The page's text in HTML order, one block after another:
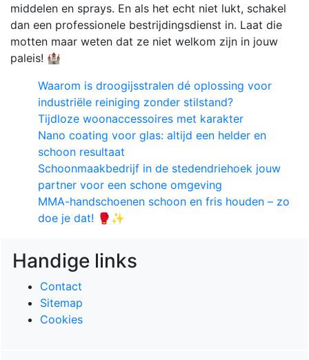
middelen en sprays. En als het echt niet lukt, schakel
dan een professionele bestrijdingsdienst in. Laat die
motten maar weten dat ze niet welkom zijn in jouw
paleis! 🏰
Waarom is droogijsstralen dé oplossing voor
industriële reiniging zonder stilstand?
Tijdloze woonaccessoires met karakter
Nano coating voor glas: altijd een helder en
schoon resultaat
Schoonmaakbedrijf in de stedendriehoek jouw
partner voor een schone omgeving
MMA-handschoenen schoon en fris houden – zo
doe je dat! 🥊✨
Handige links
Contact
Sitemap
Cookies